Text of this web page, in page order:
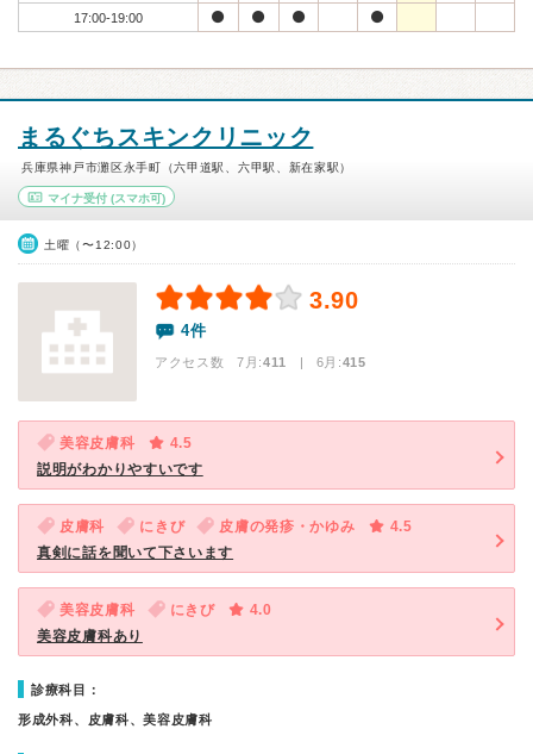
17:00-19:00
まるぐちスキンクリニック
兵庫県神戸市灘区永手町（六甲道駅、六甲駅、新在家駅）
マイナ受付 (スマホ可)
土曜（〜12:00）
3.90
4件
アクセス数 7月:411 | 6月:415
美容皮膚科
4.5
説明がわかりやすいです
皮膚科 にきび 皮膚の発疹・かゆみ
4.5
真剣に話を聞いて下さいます
美容皮膚科 にきび
4.0
美容皮膚科あり
診療科目：
形成外科、皮膚科、美容皮膚科